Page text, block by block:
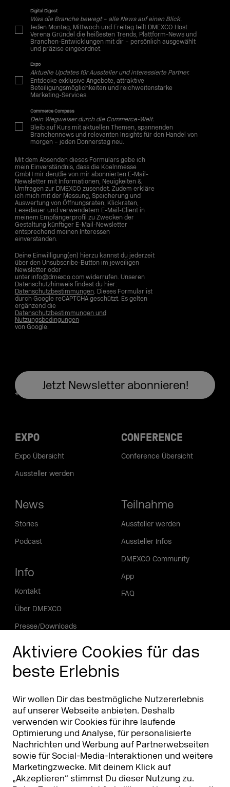
Aktiviere Cookies für das
beste Erlebnis
Wir wollen Dir das bestmögliche Nutzererlebnis
auf unserer Webseite anbieten. Deshalb
verwenden wir Cookies für ihre laufende
Optimierung und Analyse, für personalisierte
Nachrichten und Werbung auf Partnerwebseiten
sowie für Social-Media-Interaktionen und weitere
Marketingzwecke. Mit deinem Klick auf
„Akzeptieren“ stimmst Du dieser Nutzung zu.
Digital Digest
Was die Branche bewegt – alle News auf einen Blick.
Jeden Montag, Mittwoch und Freitag teilt DMEXCO Host
Verena Gründel die heißesten Trends, Plattform-News und
Branchen-Entwicklungen mit dir – persönlich ausgewählt
und präzise eingeordnet.
Expo
Aktuelle Updates für Aussteller und interessierte Partner.
Entdecke exklusive Angebote, attraktive
Beteiligungsmöglichkeiten und reichweitenstarke
Marketing-Services.
Commerce Compass
Dein Wegweiser durch die Commerce-Welt.
Bleib auf Kurs mit aktuellen Themen, spannenden
Branchennews und relevanten Insights für den Handel von
morgen – jeden Donnerstag neu.
Mit dem Absenden dieses Formulars gebe ich
mein Einverständnis, dass die Koelnmesse
GmbH mir den/die von mir abonnierten E-Mail-
Newsletter mit Informationen, Neuigkeiten &
Umfragen zur DMEXCO zusendet. Zudem erkläre
ich mich mit der Messung, Speicherung und
Auswertung von Öffnungsraten, Klickraten,
Lesedauer und verwendetem E-Mail-Client in
meinem Empfängerprofil zu Zwecken der
Gestaltung künftiger E-Mail-Newsletter
entsprechend meinen Interessen
einverstanden.
Deine Einwilligung(en) hierzu kannst du jederzeit
über den Unsubscribe-Button im jeweiligen
Newsletter oder
unter info@dmexco.com widerrufen. Unseren
Datenschutzhinweis findest du hier:
Datenschutzbestimmungen. Dieses Formular ist
durch Google reCAPTCHA geschützt. Es gelten
ergänzend die
Datenschutzbestimmungen und
Nutzungsbedingungen
von Google.
EXPO
Expo Übersicht
Aussteller werden
CONFERENCE
Conference Übersicht
News
Stories
Podcast
Info
Kontakt
Über DMEXCO
Presse/Downloads
Phishing Alarm
Teilnahme
Aussteller werden
Aussteller Infos
DMEXCO Community
App
FAQ
Partner
Partner & Sponsoren DMEXCO Asia